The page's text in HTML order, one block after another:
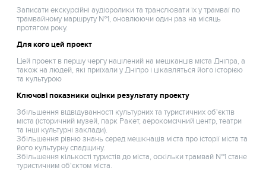
Записати екскурсійні аудіоролики та транслювати їх у трамваї по
трамвайному маршруту №1, оновлюючи один раз на місяць
протягом року.
Для кого цей проект
Цей проект в першу чергу націлений на мешканців міста Дніпра, а
також на людей, які приїхали у Дніпро і цікавляться його історією
та культурою
Ключові показники оцінки результату проекту
Збільшення відвідуванності культурних та туристичних об'єктів
міста (історичний музей, парк Ракет, аерокомсічний центр, театри
та інші культурні заклади).
Збільшення рівню знань серед мешкнаців міста про історії міста та
його культурну спадщину.
Збільшення кількості туристів до міста, оскільки трамвай №1 стане
туристичним об'єктом міста.